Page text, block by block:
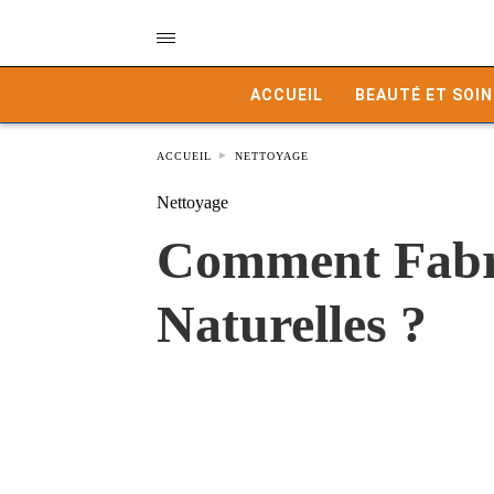
ACCUEIL BEAUTÉ ET SOIN
ACCUEIL NETTOYAGE
Nettoyage
Comment
Naturelles ?